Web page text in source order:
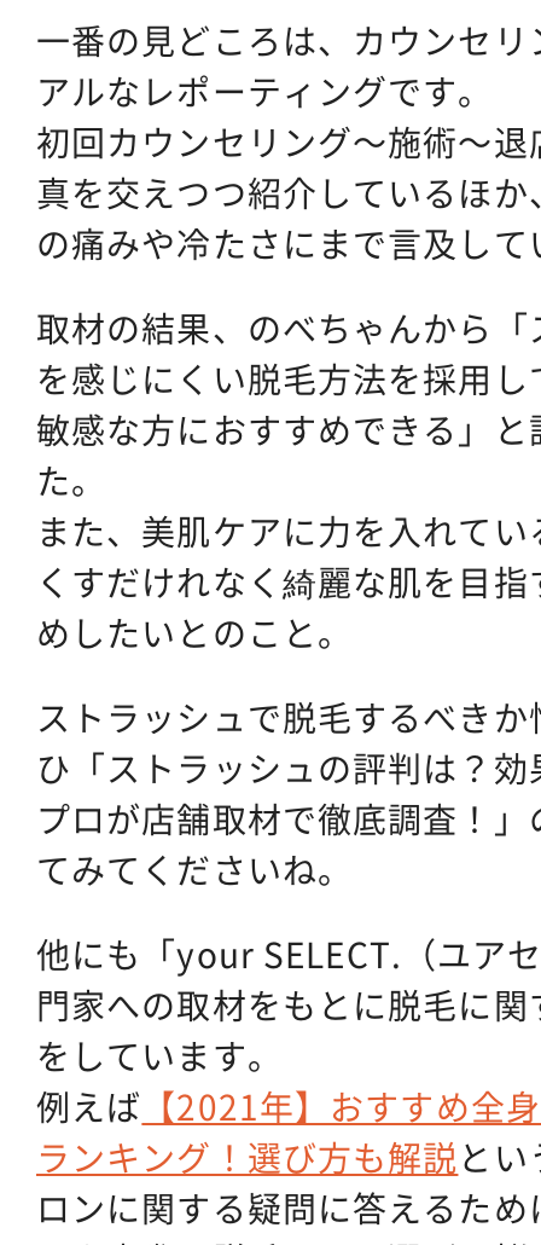
一番の見どころは、カウンセ
アルなレポーティングです。
初回カウンセリング～施術～
真を交えつつ紹介しているほ
の痛みや冷たさにまで言及し
取材の結果、のべちゃんから
を感じにくい脱毛方法を採用
敏感な方におすすめできる」
た。
また、美肌ケアに力を入れて
くすだけれなく綺麗な肌を目
めしたいとのこと。
ストラッシュで脱毛するべき
ひ「ストラッシュの評判は？
プロが店舗取材で徹底調査！
てみてくださいね。
他にも「your SELECT.（ユア
門家への取材をもとに脱毛に
をしています。
例えば 【2021年】おすすめ全
ランキング！選び方も解説と
ロンに関する疑問に答えるた